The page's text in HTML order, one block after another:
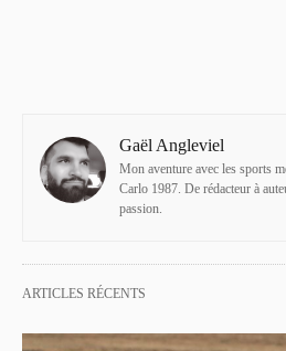
Gaël Angleviel
Mon aventure avec les sports
Carlo 1987. De rédacteur à
passion.
ARTICLES RÉCENTS